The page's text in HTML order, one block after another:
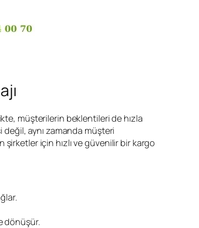
müşterilerin beklentileri de hızla
değil, aynı zamanda müşteri
şirketler için hızlı ve güvenilir bir kargo
dönüşür.